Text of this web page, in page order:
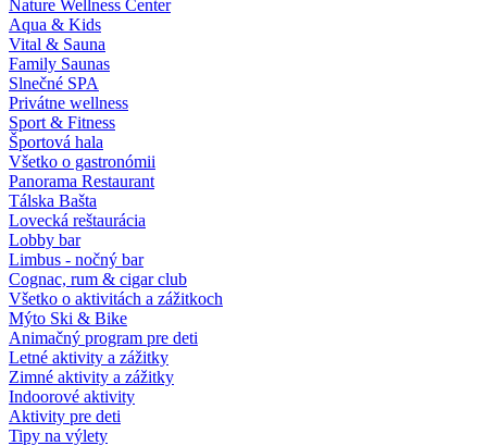
Nature Wellness Center
Aqua & Kids
Vital & Sauna
Family Saunas
Slnečné SPA
Privátne wellness
Sport & Fitness
Športová hala
Všetko o gastronómii
Panorama Restaurant
Tálska Bašta
Lovecká reštaurácia
Lobby bar
Limbus - nočný bar
Cognac, rum & cigar club
Všetko o aktivitách a zážitkoch
Mýto Ski & Bike
Animačný program pre deti
Letné aktivity a zážitky
Zimné aktivity a zážitky
Indoorové aktivity
Aktivity pre deti
Tipy na výlety